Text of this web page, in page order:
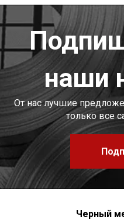
наши
От нас лучшие
только все
Черный